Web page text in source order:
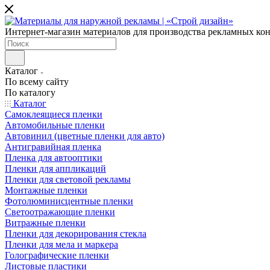
Интернет-магазин материалов для производства рекламных
Каталог
По всему сайту
По каталогу
Каталог
Самоклеящиеся пленки
Автомобильные пленки
Автовинил (цветные пленки для авто)
Антигравийная пленка
Пленка для автооптики
Пленки для аппликаций
Пленки для световой рекламы
Монтажные пленки
Фотолюминисцентные пленки
Светоотражающие пленки
Витражные пленки
Пленки для декорирования стекла
Пленки для мела и маркера
Голографические пленки
Листовые пластики